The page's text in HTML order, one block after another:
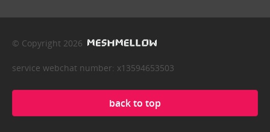
© Copyright 2026
service webchat number: x13594653503
back to top